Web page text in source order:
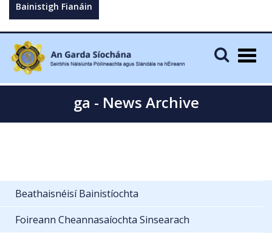
Bainistigh Fianáin
ga - News Archive
Beathaisnéisí Bainistíochta
Foireann Cheannasaíochta Sinsearach